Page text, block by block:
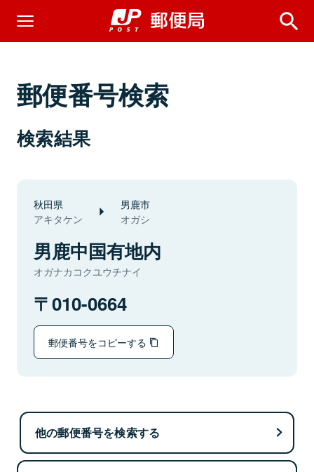
郵便番号検索
検索結果
秋田県
アキタケン
男鹿市
オガシ
男鹿中国有地内
オガナカコクユウチナイ
010-0664
郵便番号をコピーする
他の郵便番号を検索する